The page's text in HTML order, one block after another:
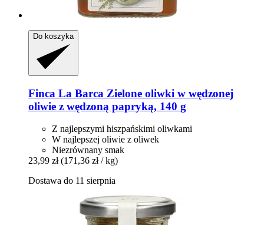
Do koszyka
Finca La Barca Zielone oliwki w wędzonej
oliwie z wędzoną papryką, 140 g
Z najlepszymi hiszpańskimi oliwkami
W najlepszej oliwie z oliwek
Niezrównany smak
23,99 zł (171,36 zł / kg)
Dostawa do 11 sierpnia